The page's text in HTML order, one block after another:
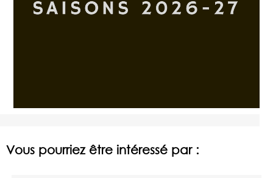
Vous pourriez être intéressé par :